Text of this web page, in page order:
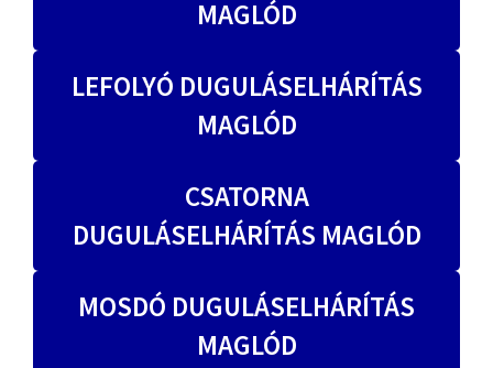
MAGLÓD
LEFOLYÓ DUGULÁSELHÁRÍTÁS
MAGLÓD
CSATORNA
DUGULÁSELHÁRÍTÁS MAGLÓD
MOSDÓ DUGULÁSELHÁRÍTÁS
MAGLÓD